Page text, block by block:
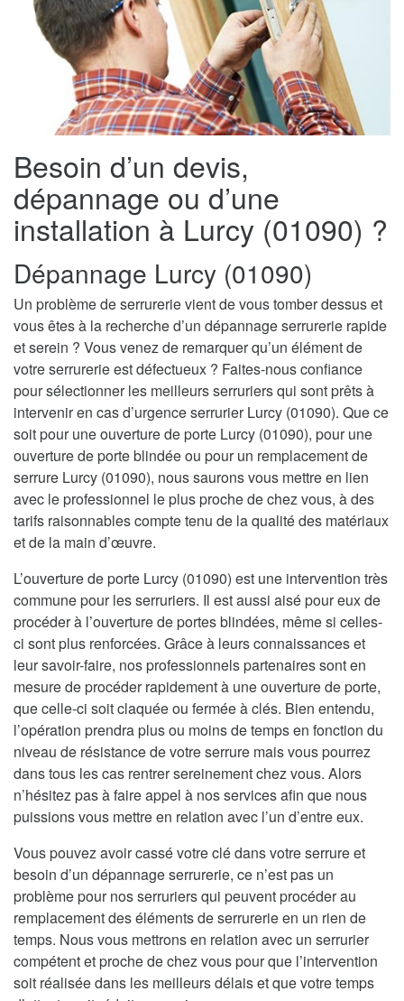
Besoin d’un devis,
dépannage ou d’une
installation à Lurcy (01090) ?
Dépannage Lurcy (01090)
Un problème de serrurerie vient de vous tomber dessus et
vous êtes à la recherche d’un dépannage serrurerie rapide
et serein ? Vous venez de remarquer qu’un élément de
votre serrurerie est défectueux ? Faites-nous confiance
pour sélectionner les meilleurs serruriers qui sont prêts à
intervenir en cas d’urgence serrurier Lurcy (01090). Que ce
soit pour une ouverture de porte Lurcy (01090), pour une
ouverture de porte blindée ou pour un remplacement de
serrure Lurcy (01090), nous saurons vous mettre en lien
avec le professionnel le plus proche de chez vous, à des
tarifs raisonnables compte tenu de la qualité des matériaux
et de la main d’œuvre.
L’ouverture de porte Lurcy (01090) est une intervention très
commune pour les serruriers. Il est aussi aisé pour eux de
procéder à l’ouverture de portes blindées, même si celles-
ci sont plus renforcées. Grâce à leurs connaissances et
leur savoir-faire, nos professionnels partenaires sont en
mesure de procéder rapidement à une ouverture de porte,
que celle-ci soit claquée ou fermée à clés. Bien entendu,
l’opération prendra plus ou moins de temps en fonction du
niveau de résistance de votre serrure mais vous pourrez
dans tous les cas rentrer sereinement chez vous. Alors
n’hésitez pas à faire appel à nos services afin que nous
puissions vous mettre en relation avec l’un d’entre eux.
Vous pouvez avoir cassé votre clé dans votre serrure et
besoin d’un dépannage serrurerie, ce n’est pas un
problème pour nos serruriers qui peuvent procéder au
remplacement des éléments de serrurerie en un rien de
temps. Nous vous mettrons en relation avec un serrurier
compétent et proche de chez vous pour que l’intervention
soit réalisée dans les meilleurs délais et que votre temps